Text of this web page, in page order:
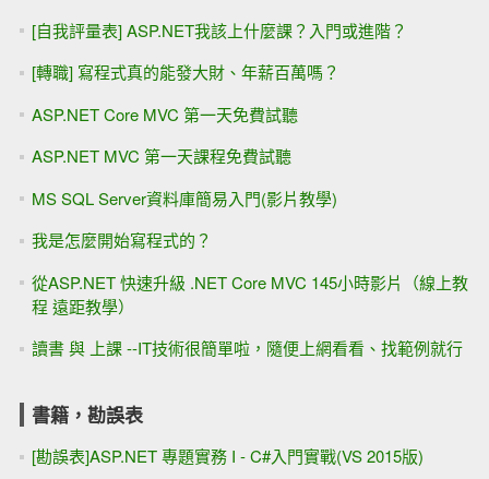
[自我評量表] ASP.NET我該上什麼課？入門或進階？
[轉職] 寫程式真的能發大財、年薪百萬嗎？
ASP.NET Core MVC 第一天免費試聽
ASP.NET MVC 第一天課程免費試聽
MS SQL Server資料庫簡易入門(影片教學)
我是怎麼開始寫程式的？
從ASP.NET 快速升級 .NET Core MVC 145小時影片（線上教
程 遠距教學）
讀書 與 上課 --IT技術很簡單啦，隨便上網看看、找範例就行
書籍，勘誤表
[勘誤表]ASP.NET 專題實務 I - C#入門實戰(VS 2015版)